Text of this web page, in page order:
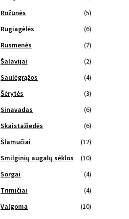
Rožūnės
(5)
Rugiagėlės
(6)
Rusmenės
(7)
Šalavijai
(2)
Saulėgrąžos
(4)
Šėrytės
(3)
Sinavadas
(6)
Skaistažiedės
(6)
Šlamučiai
(12)
Smilginių augalų sėklos
(10)
Sorgai
(4)
Trimičiai
(4)
Valgoma
(10)